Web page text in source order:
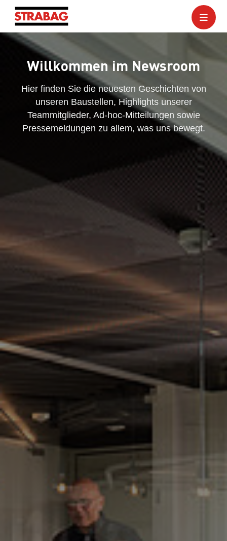
Willkommen im Newsroom
Hier finden Sie die neuesten Geschichten von
unseren Baustellen, Highlights unserer
Teammitglieder, Ad-hoc-Mitteilungen sowie
Pressemeldungen zu allem, was uns bewegt.